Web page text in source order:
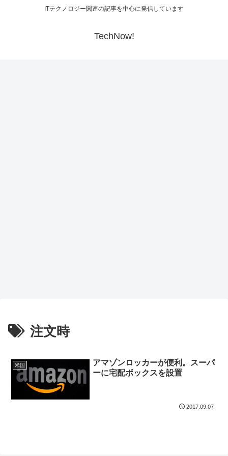
ITテクノロジー関連の記事を中心に発信しています
TechNow!
注文時
米国
アマゾンロッカーが便利。スーパ
ーに宅配ボックスを設置
2017.09.07